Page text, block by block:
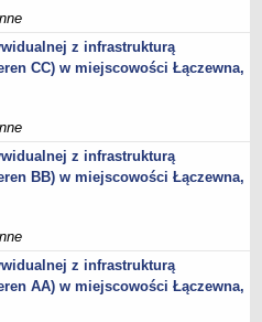
Urzędu Gminy Boniewo
zezwoleń na prowadzenie
i Zbiorowego Odprowadzania
zakresie opróżniania zbiorników
z infrastrukturą
CC) w miejscowości Łączewna,
z infrastrukturą
BB) w miejscowości Łączewna,
z infrastrukturą
AA) w miejscowości Łączewna,